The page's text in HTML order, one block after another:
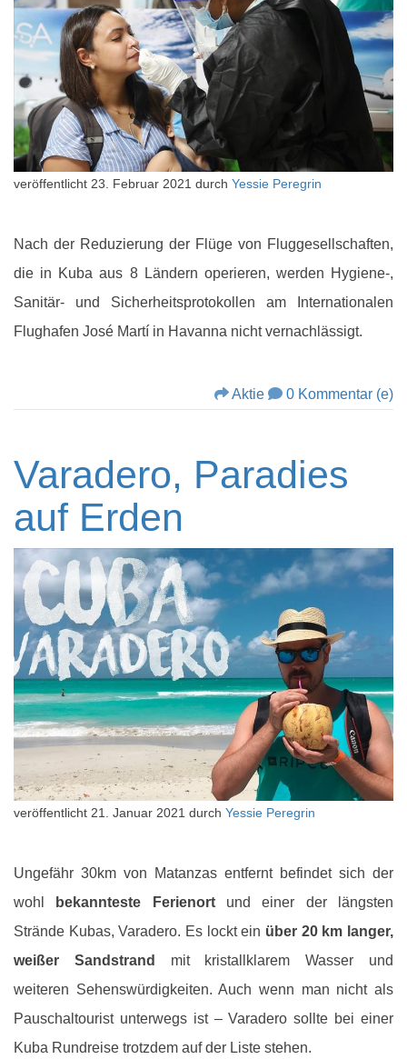
veröffentlicht 23. Februar 2021 durch Yessie Peregrin
Nach der Reduzierung der Flüge von Fluggesellschaften,
die in Kuba aus 8 Ländern operieren, werden Hygiene-,
Sanitär- und Sicherheitsprotokollen am Internationalen
Flughafen José Martí in Havanna nicht vernachlässigt.
Aktie 0 Kommentar (e)
Varadero, Paradies
auf Erden
veröffentlicht 21. Januar 2021 durch Yessie Peregrin
Ungefähr 30km von Matanzas entfernt befindet sich der
wohl
bekannteste Ferienortund einer der längsten
Strände Kubas, Varadero. Es lockt ein über 20 km langer,
weißer Sandstrand
mit kristallklarem Wasser und
weiteren Sehenswürdigkeiten. Auch wenn man nicht als
Pauschaltourist unterwegs ist – Varadero sollte bei einer
Kuba Rundreise trotzdem auf der Liste stehen.